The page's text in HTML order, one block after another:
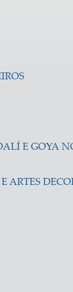
E GOYA
ARTES